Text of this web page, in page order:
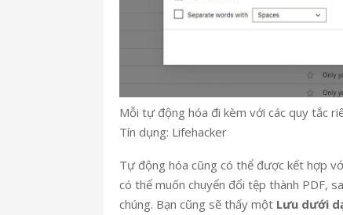
Mỗi tự động hóa đi kèm với các quy tắc
Tín dụng: Lifehacker
Tự động hóa cũng có thể được kết hợp
có thể muốn chuyển đổi tệp thành PDF,
chúng. Bạn cũng sẽ thấy một Lưu dưới